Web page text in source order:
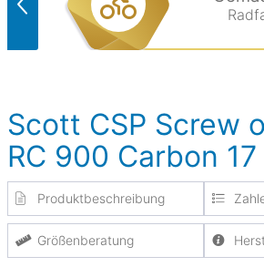
Scott CSP Screw
RC 900 Carbon 17
Produktbeschreibung
Größenberatung